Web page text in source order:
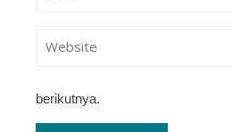
berikutnya.